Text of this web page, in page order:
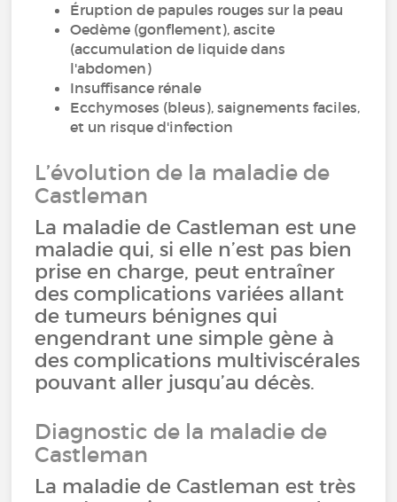
Éruption de papules rouges sur la peau
Oedème (gonflement), ascite
(accumulation de liquide dans
l'abdomen)
Insuffisance rénale
Ecchymoses (bleus), saignements faciles,
et un risque d'infection
L’évolution de la maladie de
Castleman
La maladie de Castleman est une
maladie qui, si elle n’est pas bien
prise en charge, peut entraîner
des complications variées allant
de tumeurs bénignes qui
engendrant une simple gène à
des complications multiviscérales
pouvant aller jusqu’au décès.
Diagnostic de la maladie de
Castleman
La maladie de Castleman est très